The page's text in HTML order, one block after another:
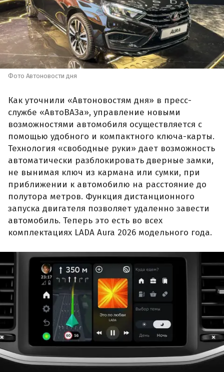
Фото Автоновости дня
Как уточнили «Автоновостям дня» в пресс-
службе «АвтоВАЗа», управление новыми
возможностями автомобиля осуществляется с
помощью удобного и компактного ключа-карты.
Технология «свободные руки» дает возможность
автоматически разблокировать дверные замки,
не вынимая ключ из кармана или сумки, при
приближении к автомобилю на расстояние до
полутора метров. Функция дистанционного
запуска двигателя позволяет удаленно завести
автомобиль. Теперь это есть во всех
комплектациях LADA Aura 2026 модельного года.